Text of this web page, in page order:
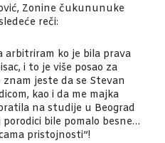
Zonine čukununuke
reči:
arbitriram ko je bila prava
i to je više posao za
jeste da se Stevan
kao i da me majka
na studije u Beograd
porodici bile pomalo besne…
pristojnosti”!